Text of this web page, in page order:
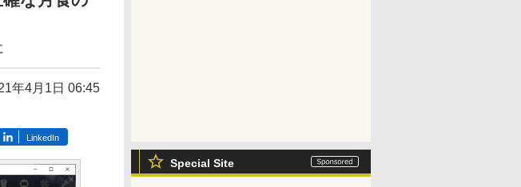
Special Site
年4月1日 06:45
LinkedIn